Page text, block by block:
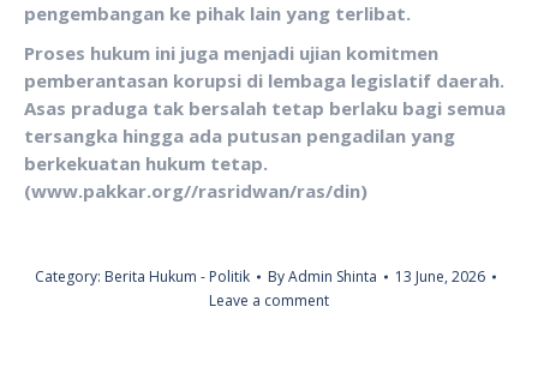
pengembangan ke pihak lain yang terlibat.
Proses hukum ini juga menjadi ujian komitmen
pemberantasan korupsi di lembaga legislatif daerah.
Asas praduga tak bersalah tetap berlaku bagi semua
tersangka hingga ada putusan pengadilan yang
berkekuatan hukum tetap.
(www.pakkar.org//rasridwan/ras/din)
Category: Berita Hukum - Politik ByAdmin Shinta
13 June, 2026
Leave a comment